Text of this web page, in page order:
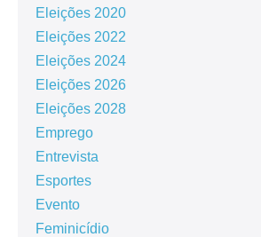
Eleições 2020
Eleições 2022
Eleições 2024
Eleições 2026
Eleições 2028
Emprego
Entrevista
Esportes
Evento
Feminicídio